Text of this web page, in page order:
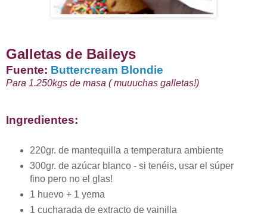
Galletas de Baileys
Fuente: Buttercream Blondie
Para 1.250kgs de masa ( muuuchas galletas!)
Ingredientes:
220gr. de mantequilla a temperatura ambiente
300gr. de azúcar blanco - si tenéis, usar el súper
fino pero no el glas!
1 huevo + 1 yema
1 cucharada de extracto de vainilla